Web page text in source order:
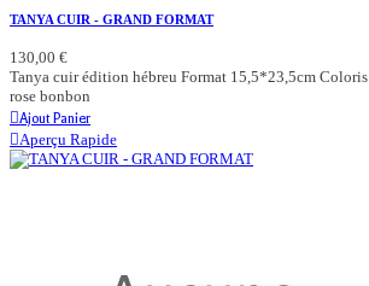
TANYA CUIR - GRAND FORMAT
130,00 €
Tanya cuir édition hébreu Format 15,5*23,5cm Coloris
rose bonbon
Ajout Panier
Aperçu Rapide